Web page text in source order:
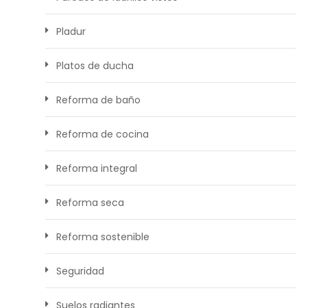
Pladur
Platos de ducha
Reforma de baño
Reforma de cocina
Reforma integral
Reforma seca
Reforma sostenible
Seguridad
Suelos radiantes